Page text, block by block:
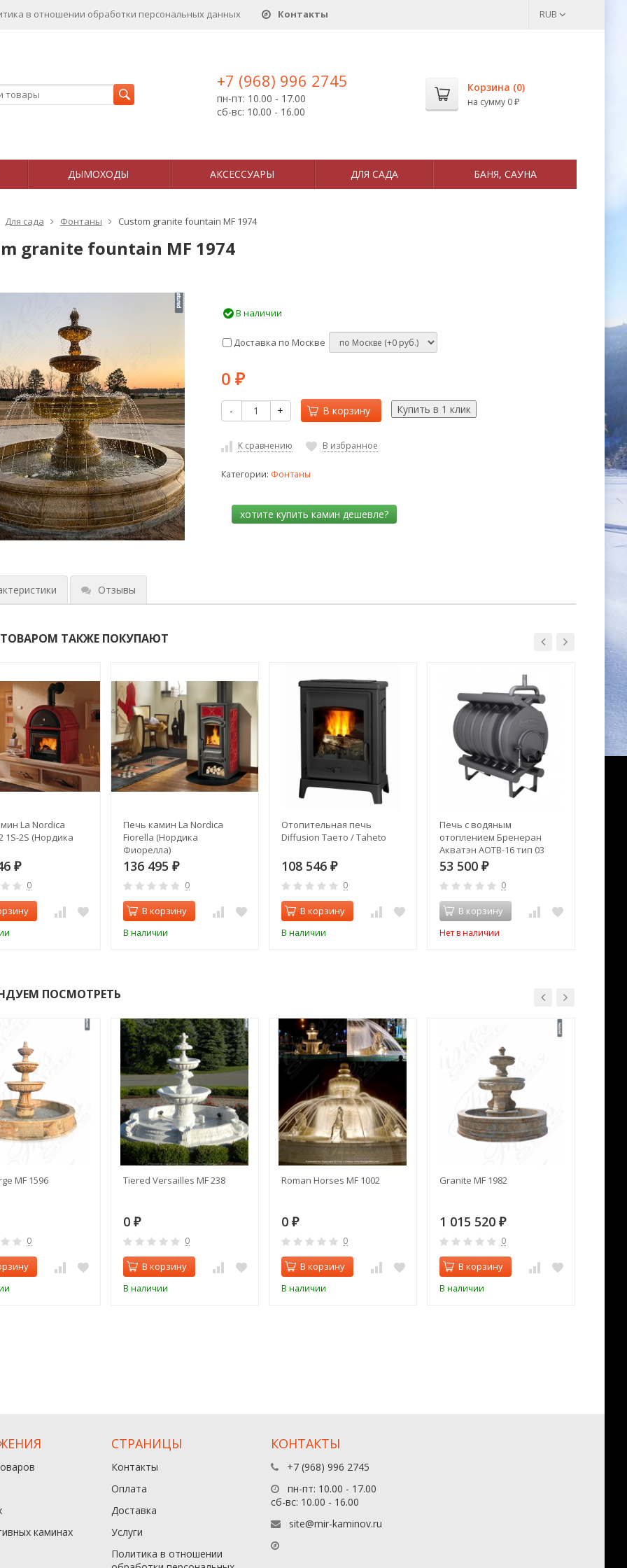
в отношении обработки персональных данныx Контакты RUB
+7 (968) 996 2745
пн-пт: 10.00 - 17.00
сб-вс: 10.00 - 16.00
Корзина (0)
на сумму 0 ₽
ДЫМОХОДЫ АКСЕССУАРЫ ДЛЯ САДА БАНЯ, САУНА
Для сада Фонтаны Custom granite fountain MF 1974
granite fountain MF 1974
В наличии
Доставка по Москве
0 ₽
- + В корзину
К сравнению В избранное
Категории: Фонтаны
Отзывы
ТАКЖЕ ПОКУПАЮТ
La Nordica
1S-2S (Нордика
₽
0
Печь камин La Nordica
Fiorella (Нордика
Фиорелла)
136 495 ₽
0
В корзину
В наличии
Отопительная печь
Diffusion Таето / Taheto
108 546 ₽
0
В корзину
В наличии
Печь с водяным
отоплением Бренеран
Акватэн АОТВ-16 тип 03
53 500 ₽
0
В корзину
Нет в наличии
ПОСМОТРЕТЬ
MF 1596
0
Tiered Versailles MF 238
0 ₽
0
В корзину
В наличии
Roman Horses MF 1002
0 ₽
0
В корзину
В наличии
Granite MF 1982
1 015 520 ₽
0
В корзину
В наличии
каминах
СТРАНИЦЫ
Контакты
Оплата
Доставка
Услуги
Политика в отношении
КОНТАКТЫ
+7 (968) 996 2745
пн-пт: 10.00 - 17.00
сб-вс: 10.00 - 16.00
site@mir-kaminov.ru